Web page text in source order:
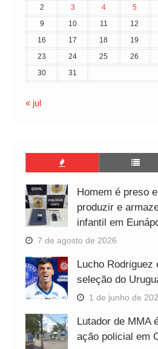
2
3 4 5
9
10 11 12
16
17 18 19
23
24 25 26
30
31
« jul
Homem é preso
produzir e
infantil em
7 de agosto de 2026
Lucho Rodriguez
seleção do
1 de junho de
Lutador de MMA
ação policial em